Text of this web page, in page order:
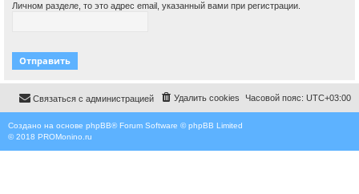
Личном разделе, то это адрес email, указанный вами при регистрации.
Часовой пояс: UTC+03:00
Удалить cookies
Связаться с администрацией
Создано на основе phpBB® Forum Software © phpBB Limited
© 2018 PROMonino.ru